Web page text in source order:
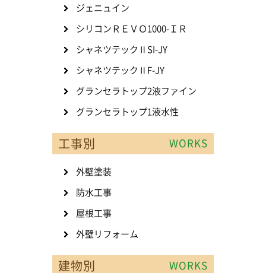
ジェニュイン
シリコンＲＥＶＯ1000-ＩＲ
シャネツテックⅡSI-JY
シャネツテックⅡF-JY
グランセラトップ2液ファイン
グランセラトップ1液水性
工事別 WORKS
外壁塗装
防水工事
屋根工事
外壁リフォーム
建物別 WORKS